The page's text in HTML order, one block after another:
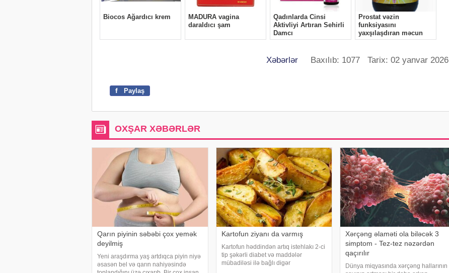
Xəbərlər Baxılıb: 1077 Tarix: 02 yanvar 2026
f Paylaş
OXŞAR XƏBƏRLƏR
Qarın piyinin səbəbi çox yemək
deyilmiş
Yeni araşdırma yaş artdıqca piyin niyə
əsasən bel və qarın nahiyəsində
Kartofun ziyanı da varmış
Kartofun həddindən artıq istehlakı 2-ci
tip şəkərli diabet və maddələr
mübadiləsi ilə bağlı digər
Xərçəng əlaməti ola biləcək 3
simptom - Tez-tez nəzərdən
qaçırılır
Dünya miqyasında xərçəng hallarının